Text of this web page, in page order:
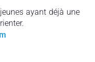
ayant déjà une